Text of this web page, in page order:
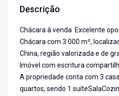
Descrição
Chácara à venda  Excelente
Chácara com 3.000 m²,
China, região valorizada e de
Imóvel com escritura
A propriedade conta com 3
quartos, sendo 1